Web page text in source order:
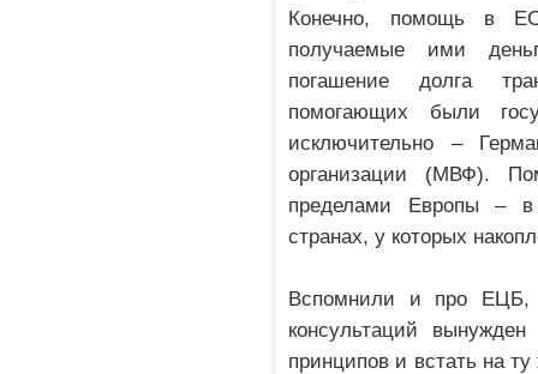
Конечно, помощь в
получаемые ими
погашение долга
помогающих были
исключительно –
организации (МВФ).
пределами Европы –
странах, у которых
Вспомнили и про ЕЦБ,
консультаций
принципов и встать на